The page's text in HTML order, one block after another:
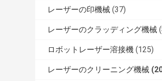
レーザーの印機械 (37)
レーザーのクラッディング機械
ロボットレーザー溶接機 (125)
レーザーのクリーニング機械